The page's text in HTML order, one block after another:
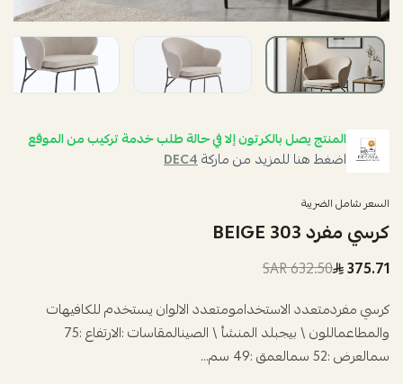
المنتج يصل بالكرتون إلا في حالة طلب خدمة تركيب من الموقع
اضغط هنا للمزيد من ماركةDEC4
السعر شامل الضريبة
كرسي مفرد 303 BEIGE
375.71
632.50 SAR
كرسي مفردمتعدد الاستخدامومتعدد الالوان يستخدم للكافيهات
والمطاعماللون \ بيجبلد المنشأ \ الصينالمقاسات :الارتفاع :75
سمالعرض :52 سمالعمق :49 سم...